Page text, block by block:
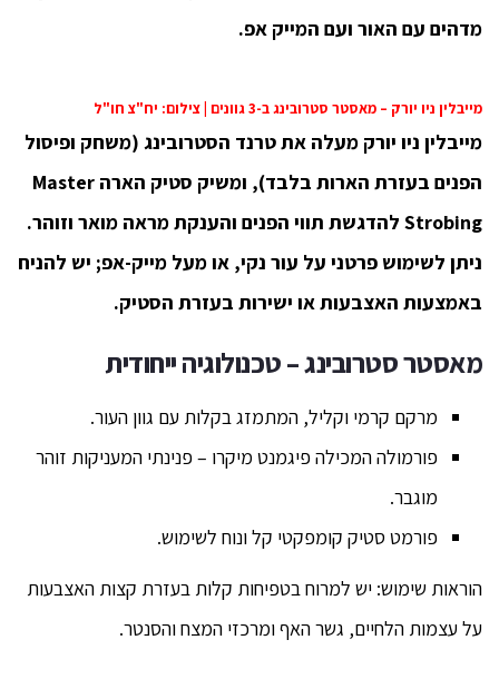
מדהים עם האור ועם המייק אפ.
מייבלין ניו יורק – מאסטר סטרובינג ב-3 גוונים | צילום: יח"צ חו"ל
מייבלין ניו יורק מעלה את טרנד הסטרובינג (משחק ופיסול
הפנים בעזרת הארות בלבד), ומשיק סטיק הארה Master
Strobing להדגשת תווי הפנים והענקת מראה מואר וזוהר.
ניתן לשימוש פרטני על עור נקי, או מעל מייק-אפ; יש להניח
באמצעות האצבעות או ישירות בעזרת הסטיק.
מאסטר סטרובינג – טכנולוגיה ייחודית
מרקם קרמי וקליל, המתמזג בקלות עם גוון העור.
פורמולה המכילה פיגמנט מיקרו – פנינתי המעניקות זוהר
מוגבר.
פורמט סטיק קומפקטי קל ונוח לשימוש.
הוראות שימוש: יש למרוח בטפיחות קלות בעזרת קצות האצבעות
על עצמות הלחיים, גשר האף ומרכזי המצח והסנטר.